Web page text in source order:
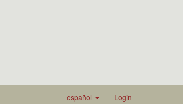
español Login